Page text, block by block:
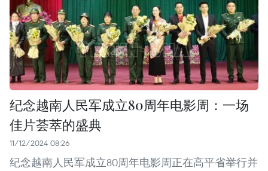
纪念越南人民军成立80周年电影周：一场
佳片荟萃的盛典
11/12/2024 08:26
纪念越南人民军成立80周年电影周正在高平省举行并